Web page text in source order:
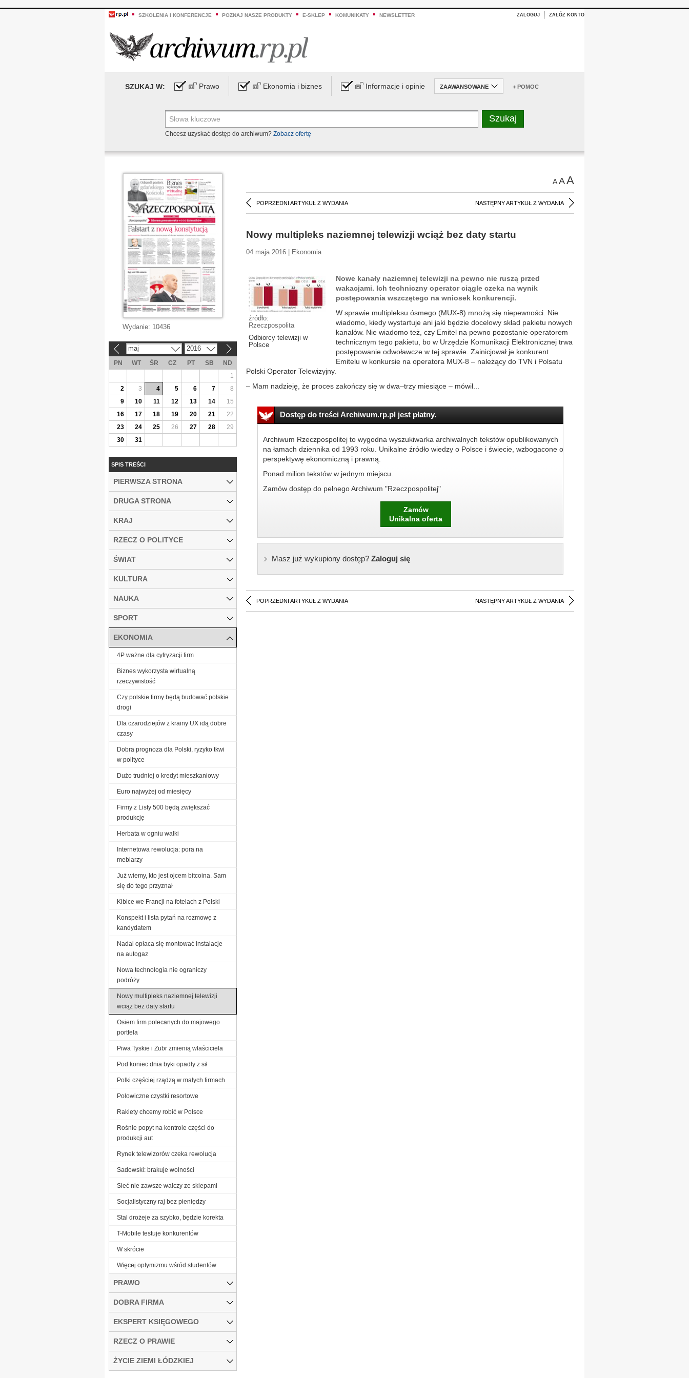
SZKOLENIA I KONFERENCJE POZNAJ NASZE PRODUKTY E-SKLEP KOMUNIKATY NEWSLETTER ZALOGUJ ZAŁÓŻ KONTO
SZUKAJ W: Prawo Ekonomia i biznes Informacje i opinie ZAAWANSOWANE + POMOC
Chcesz uzyskać dostęp do archiwum? Zobacz ofertę
AAA
POPRZEDNI ARTYKUŁ Z WYDANIA NASTĘPNY ARTYKUŁ Z WYDANIA
Nowy multipleks naziemnej telewizji wciąż bez daty startu
04 maja 2016 | Ekonomia
źródło:
Rzeczpospolita
Odbiorcy telewizji w
Polsce
Nowe kanały naziemnej telewizji na pewno nie ruszą przed
wakacjami. Ich techniczny operator ciągle czeka na wynik
postępowania wszczętego na wniosek konkurencji.
W sprawie multipleksu ósmego (MUX-8) mnożą się niepewności. Nie
wiadomo, kiedy wystartuje ani jaki będzie docelowy skład pakietu nowych
kanałów. Nie wiadomo też, czy Emitel na pewno pozostanie operatorem
technicznym tego pakietu, bo w Urzędzie Komunikacji Elektronicznej trwa
postępowanie odwoławcze w tej sprawie. Zainicjował je konkurent
Emitelu w konkursie na operatora MUX-8 – należący do TVN i Polsatu
Polski Operator Telewizyjny.
– Mam nadzieję, że proces zakończy się w dwa–trzy miesiące – mówił...
Dostęp do treści Archiwum.rp.pl jest płatny.
Archiwum Rzeczpospolitej to wygodna wyszukiwarka archiwalnych tekstów opublikowanych
na łamach dziennika od 1993 roku. Unikalne źródło wiedzy o Polsce i świecie, wzbogacone o
perspektywę ekonomiczną i prawną.
Ponad milion tekstów w jednym miejscu.
Zamów dostęp do pełnego Archiwum "Rzeczpospolitej"
Zamów
Unikalna oferta
Masz już wykupiony dostęp?Zaloguj się
POPRZEDNI ARTYKUŁ Z WYDANIA NASTĘPNY ARTYKUŁ Z WYDANIA
Wydanie: 10436
maj 2016
PN WT ŚR CZ PT SB
ND
1
2
3 4 5 6 7
8
9
10 11 12 13 14
15
16
17 18 19 20 21
22
23
24 25 26 27 28
29
30
31
SPIS TREŚCI
PIERWSZA STRONA
DRUGA STRONA
KRAJ
RZECZ O POLITYCE
ŚWIAT
KULTURA
NAUKA
SPORT
EKONOMIA
4P ważne dla cyfryzacji firm
Biznes wykorzysta wirtualną
rzeczywistość
Czy polskie firmy będą budować polskie
drogi
Dla czarodziejów z krainy UX idą dobre
czasy
Dobra prognoza dla Polski, ryzyko tkwi
w polityce
Dużo trudniej o kredyt mieszkaniowy
Euro najwyżej od miesięcy
Firmy z Listy 500 będą zwiększać
produkcję
Herbata w ogniu walki
Internetowa rewolucja: pora na
meblarzy
Już wiemy, kto jest ojcem bitcoina. Sam
się do tego przyznał
Kibice we Francji na fotelach z Polski
Konspekt i lista pytań na rozmowę z
kandydatem
Nadal opłaca się montować instalacje
na autogaz
Nowa technologia nie ograniczy
podróży
Nowy multipleks naziemnej telewizji
wciąż bez daty startu
Osiem firm polecanych do majowego
portfela
Piwa Tyskie i Żubr zmienią właściciela
Pod koniec dnia byki opadły z sił
Polki częściej rządzą w małych firmach
Połowiczne czystki resortowe
Rakiety chcemy robić w Polsce
Rośnie popyt na kontrole części do
produkcji aut
Rynek telewizorów czeka rewolucja
Sadowski: brakuje wolności
Sieć nie zawsze walczy ze sklepami
Socjalistyczny raj bez pieniędzy
Stal drożeje za szybko, będzie korekta
T-Mobile testuje konkurentów
W skrócie
Więcej optymizmu wśród studentów
PRAWO
DOBRA FIRMA
EKSPERT KSIĘGOWEGO
RZECZ O PRAWIE
ŻYCIE ZIEMI ŁÓDZKIEJ